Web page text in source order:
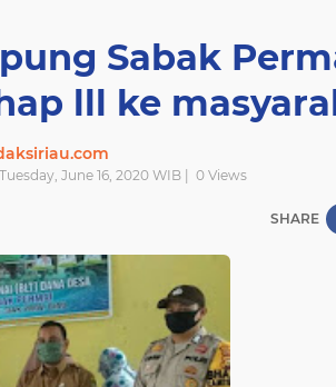
Sabak
lll ke
June 16, 2020 WIB | 0Views
SHARE